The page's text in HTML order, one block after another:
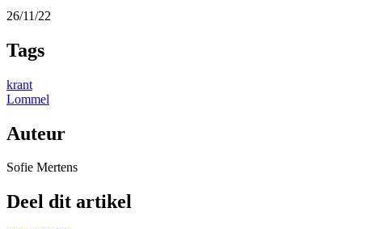
26/11/22
Tags
krant
Lommel
Auteur
Sofie Mertens
Deel dit artikel